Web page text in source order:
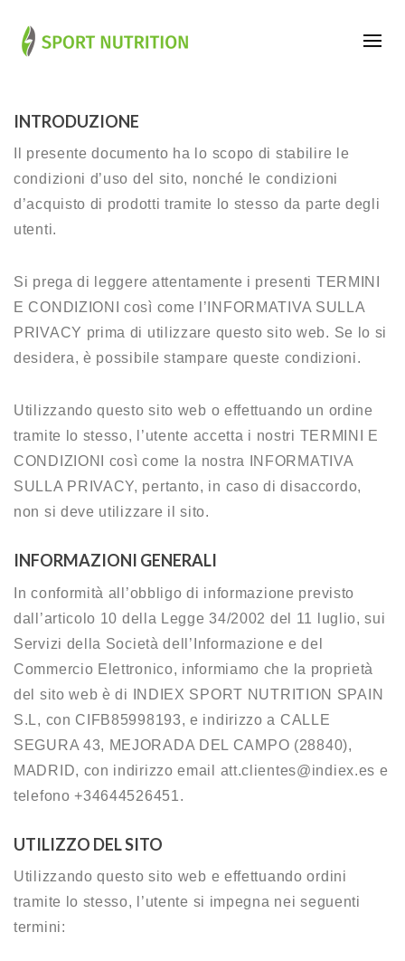
INTRODUZIONE
Il presente documento ha lo scopo di stabilire le
condizioni d’uso del sito, nonché le condizioni
d’acquisto di prodotti tramite lo stesso da parte degli
utenti.
Si prega di leggere attentamente i presenti TERMINI
E CONDIZIONI così come l’INFORMATIVA SULLA
PRIVACY prima di utilizzare questo sito web. Se lo si
desidera, è possibile stampare queste condizioni.
Utilizzando questo sito web o effettuando un ordine
tramite lo stesso, l’utente accetta i nostri TERMINI E
CONDIZIONI così come la nostra INFORMATIVA
SULLA PRIVACY, pertanto, in caso di disaccordo,
non si deve utilizzare il sito.
INFORMAZIONI GENERALI
In conformità all’obbligo di informazione previsto
dall’articolo 10 della Legge 34/2002 del 11 luglio, sui
Servizi della Società dell’Informazione e del
Commercio Elettronico, informiamo che la proprietà
del sito web è di INDIEX SPORT NUTRITION SPAIN
S.L, con CIFB85998193, e indirizzo a CALLE
SEGURA 43, MEJORADA DEL CAMPO (28840),
MADRID, con indirizzo email att.clientes@indiex.es e
telefono +34644526451.
UTILIZZO DEL SITO
Utilizzando questo sito web e effettuando ordini
tramite lo stesso, l’utente si impegna nei seguenti
termini: